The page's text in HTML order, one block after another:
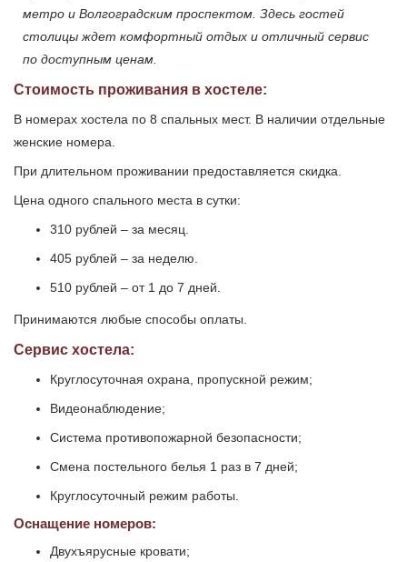
метро и Волгоградским проспектом. Здесь гостей
столицы ждет комфортный отдых и отличный сервис
по доступным ценам.
Стоимость проживания в хостеле:
В номерах хостела по 8 спальных мест. В наличии отдельные
женские номера.
При длительном проживании предоставляется скидка.
Цена одного спального места в сутки:
310 рублей – за месяц.
405 рублей – за неделю.
510 рублей – от 1 до 7 дней.
Принимаются любые способы оплаты.
Сервис хостела:
Круглосуточная охрана, пропускной режим;
Видеонаблюдение;
Система противопожарной безопасности;
Смена постельного белья 1 раз в 7 дней;
Круглосуточный режим работы.
Оснащение номеров:
Двухъярусные кровати;